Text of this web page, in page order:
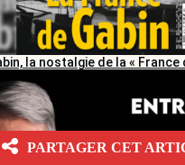
la nostalgie de la « France
PARTAGER CET